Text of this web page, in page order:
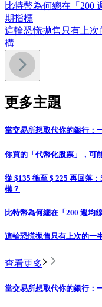
比特幣為何總在「200
期指標
這輪恐慌拋售只有上
構
更多主題
當交易所想取代你的銀行：
你買的「代幣化股票」，可
從 $135 衝至 $ 225 再回落
構？
比特幣為何總在「200 週均
這輪恐慌拋售只有上次的一
查看更多
當交易所想取代你的銀行：